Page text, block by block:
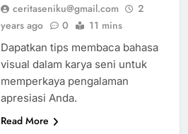
ceritaseniku@gmail.com
2
years ago
0 11 mins
Dapatkan tips membaca bahasa
visual dalam karya seni untuk
memperkaya pengalaman
apresiasi Anda.
Read More